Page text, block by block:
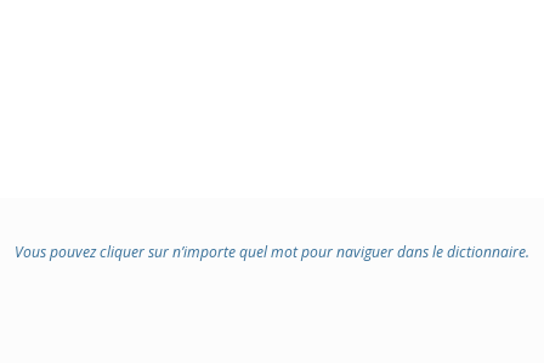
Vous pouvez cliquer sur n’importe quel mot pour naviguer dans le dictionnaire.